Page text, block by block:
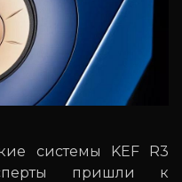
системы KEF R3
пришли к